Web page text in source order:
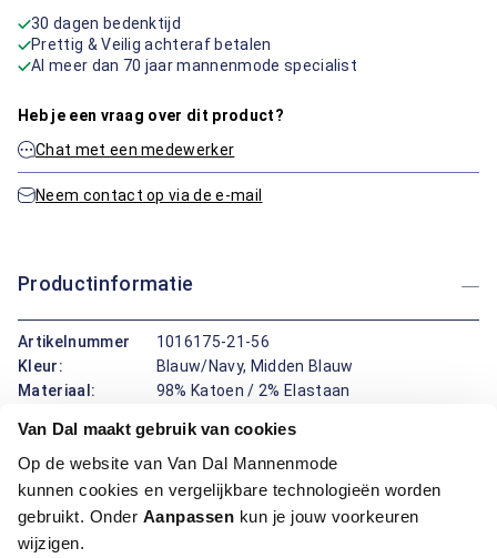
Van Dal maakt gebruik van cookies
Op de website van Van Dal Mannenmode
kunnen cookies en vergelijkbare technologieën worden
gebruikt. Onder Aanpassen kun je jouw voorkeuren
wijzigen.
30 dagen bedenktijd
Prettig & Veilig achteraf betalen
Al meer dan 70 jaar mannenmode specialist
Heb je een vraag over dit product?
Chat met een medewerker
Neem contact op via de e-mail
Productinformatie
Artikelnummer
1016175-21-56
Kleur:
Blauw/Navy, Midden Blauw
Materiaal:
98% Katoen / 2% Elastaan
Motief:
Uni motief
Deze korte broek van Bartlett Active is perfect voor warme
dagen. Gemaakt van katoen en elastaan, biedt het een
comfortabele en flexibele pasvorm. Het effen ontwerp zorgt